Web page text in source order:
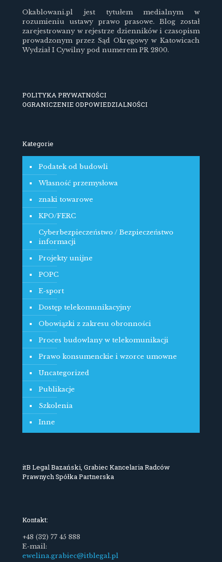
Okablowani.pl jest tytułem medialnym w
rozumieniu ustawy prawo prasowe. Blog został
zarejestrowany w rejestrze dzienników i czasopism
prowadzonym przez Sąd Okręgowy w Katowicach
Wydział I Cywilny pod numerem PR 2800.
POLITYKA PRYWATNOŚCI
OGRANICZENIE ODPOWIEDZIALNOŚCI
Kategorie
Podatek od budowli
Własność przemysłowa
znaki towarowe
KPO/FERC
Cyberbezpieczeństwo / Bezpieczeństwo
informacji
Projekty unijne
POPC
E-sport
Dostęp telekomunikacyjny
Obowiązki z zakresu obronności
Proces budowlany w telekomunikacji
Prawo konsumenckie i wzorce umowne
Uncategorized
Publikacje
Szkolenia
Inne
itB Legal Bazański, Grabiec Kancelaria Radców
Prawnych Spółka Partnerska
Kontakt:
+48 (32) 77 45 888
E-mail:
ewelina.grabiec@itblegal.pl